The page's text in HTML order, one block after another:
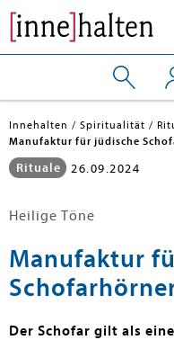
Innehalten Spiritualität
Manufaktur für jüdische
Rituale 26.09.2024
Heilige Töne
Manufaktur
Der Schofar gilt als